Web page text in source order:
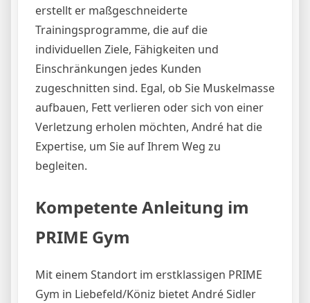
erstellt er maßgeschneiderte
Trainingsprogramme, die auf die
individuellen Ziele, Fähigkeiten und
Einschränkungen jedes Kunden
zugeschnitten sind. Egal, ob Sie Muskelmasse
aufbauen, Fett verlieren oder sich von einer
Verletzung erholen möchten, André hat die
Expertise, um Sie auf Ihrem Weg zu
begleiten.
Kompetente Anleitung im
PRIME Gym
Mit einem Standort im erstklassigen PRIME
Gym in Liebefeld/Köniz bietet André Sidler